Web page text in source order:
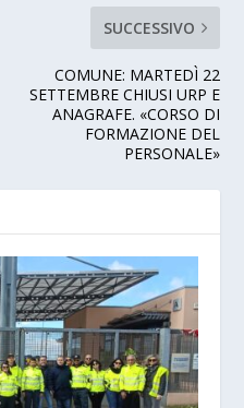
SUCCESSIVO
COMUNE: MARTEDÌ 22
SETTEMBRE CHIUSI URP E
ANAGRAFE. «CORSO DI
FORMAZIONE DEL
PERSONALE»